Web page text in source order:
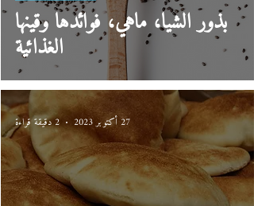
بذور الشيا، ماهي، فوائدها وقينها
الغذائية
27 أكتوبر 2023 2 دقيقة قراءة